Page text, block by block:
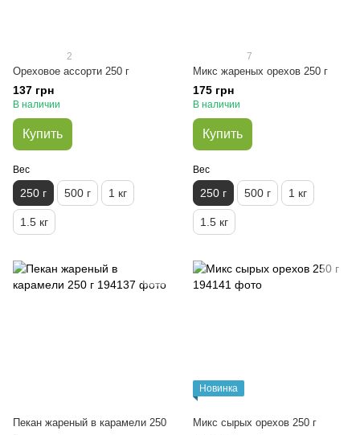
2
Ореховое ассорти 250 г
137 грн
В наличии
Купить
Вес
250 г 500 г 1 кг
1.5 кг
7
Микс жареных орехов 250 г
175 грн
В наличии
Купить
Вес
250 г 500 г 1 кг
1.5 кг
Пекан жареный в карамели 250
Новинка
Микс сырых орехов 250 г